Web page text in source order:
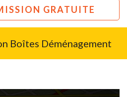
GRATUITE
Boîtes Déménagement